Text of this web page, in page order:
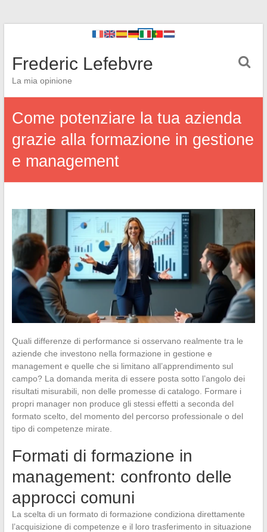
Frederic Lefebvre
La mia opinione
Come potenziare la tua azienda
grazie alla formazione in gestione
e management
Quali differenze di performance si osservano realmente tra le
aziende che investono nella formazione in gestione e
management e quelle che si limitano all’apprendimento sul
campo? La domanda merita di essere posta sotto l’angolo dei
risultati misurabili, non delle promesse di catalogo. Formare i
propri manager non produce gli stessi effetti a seconda del
formato scelto, del momento del percorso professionale o del
tipo di competenze mirate.
Formati di formazione in
management: confronto delle
approcci comuni
La scelta di un formato di formazione condiziona direttamente
l’acquisizione di competenze e il loro trasferimento in situazione